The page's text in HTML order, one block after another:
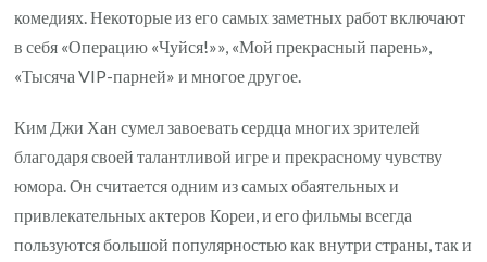
комедиях. Некоторые из его самых заметных работ включают
в себя «Операцию «Чуйся!»», «Мой прекрасный парень»,
«Тысяча VIP-парней» и многое другое.
Ким Джи Хан сумел завоевать сердца многих зрителей
благодаря своей талантливой игре и прекрасному чувству
юмора. Он считается одним из самых обаятельных и
привлекательных актеров Кореи, и его фильмы всегда
пользуются большой популярностью как внутри страны, так и